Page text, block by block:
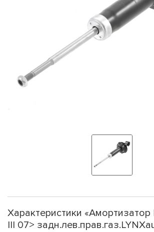
Характеристики «Амортизатор
III 07>